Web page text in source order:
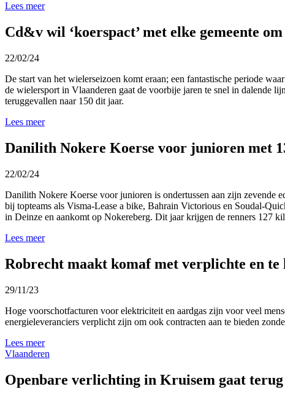
Lees meer
Cd&v wil ‘koerspact’ met elke gemeente
22/02/24
De start van het wielerseizoen komt eraan; een fantastische periode
de wielersport in Vlaanderen gaat de voorbije jaren te snel in dalende
teruggevallen naar 150 dit jaar.
Lees meer
Danilith Nokere Koerse voor junioren met
22/02/24
Danilith Nokere Koerse voor junioren is ondertussen aan zijn zevende
bij topteams als Visma-Lease a bike, Bahrain Victorious en Soudal-
in Deinze en aankomt op Nokereberg. Dit jaar krijgen de renners 127
Lees meer
Robrecht maakt komaf met verplichte en
29/11/23
Hoge voorschotfacturen voor elektriciteit en aardgas zijn voor veel
energieleveranciers verplicht zijn om ook contracten aan te bieden
Lees meer
Vlaanderen
Openbare verlichting in Kruisem gaat terug